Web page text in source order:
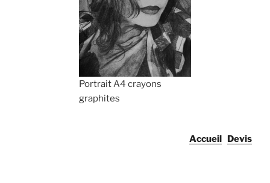
Portrait A4 crayons
graphites
Accueil Devis